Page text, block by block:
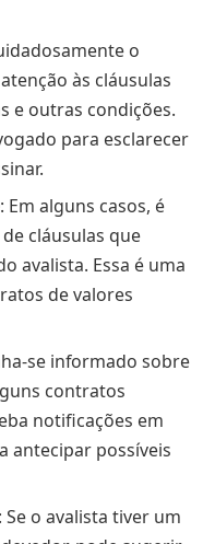
o
às cláusulas
e outras condições.
para esclarecer
: Em alguns casos, é
cláusulas que
avalista. Essa é uma
de valores
se informado sobre
contratos
notificações em
antecipar possíveis
: Se o avalista tiver um